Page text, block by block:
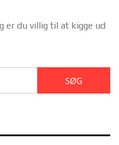
er du villig til at kigge ud